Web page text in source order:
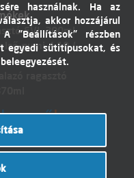
EVI. 300ml
gumi 4,10 /
használnak. Ha az
akkor hozzájárul
"Beállítások" részben
egyedi sütitípusokat, és